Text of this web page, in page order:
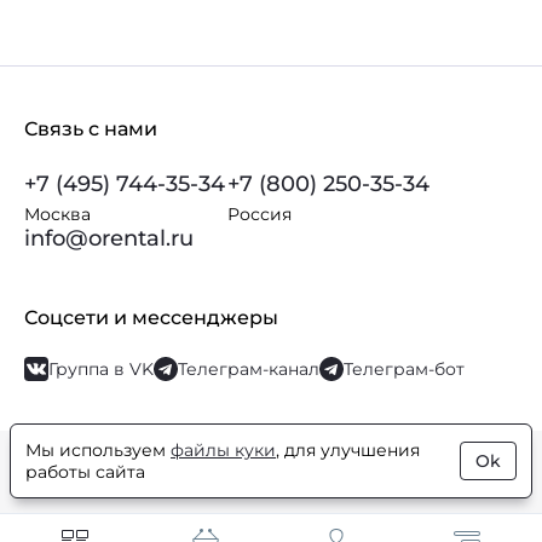
Связь с нами
+7 (495) 744-35-34
Москва
+7 (800) 250-35-34
Россия
info@orental.ru
Соцсети и мессенджеры
Группа в VK Телеграм-канал Телеграм-бот
© Orental.ru 2007–2026Интернет-магазин парфюмерии и
косметики
Мы используем файлы куки, для улучшения
работы сайта
Ok